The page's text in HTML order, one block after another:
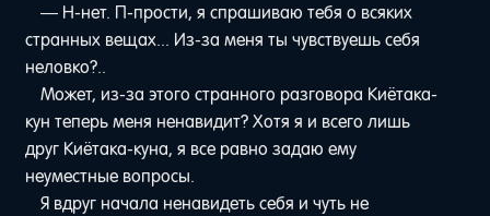
— Н-нет. П-прости, я спрашиваю тебя о всяких
странных вещах... Из-за меня ты чувствуешь себя
неловко?..
Может, из-за этого странного разговора Киётака-
кун теперь меня ненавидит? Хотя я и всего лишь
друг Киётака-куна, я все равно задаю ему
неуместные вопросы.
Я вдруг начала ненавидеть себя и чуть не